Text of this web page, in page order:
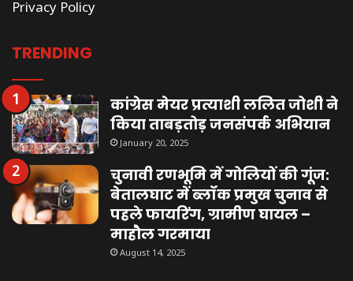
Privacy Policy
TRENDING
कांग्रेस मेयर प्रत्याशी ललित जोशी ने
किया ताबड़तोड़ जनसंपर्क अभियान
January 20, 2025
चुनावी रणभूमि में गोलियों की गूंज:
बेतालघाट में ब्लॉक प्रमुख चुनाव से
पहले फायरिंग, ग्रामीण घायल –
माहौल गरमाया
August 14, 2025